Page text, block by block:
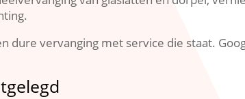
dure vervanging met service die staat.​